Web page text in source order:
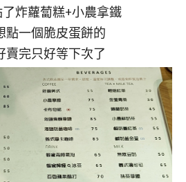
炸蘿蔔糕+小農拿鐵
點一個脆皮蛋餅的
賣完只好等下次了